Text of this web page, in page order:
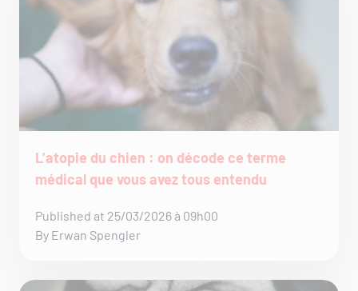
L’atopie du chien : on décode ce terme
médical que vous avez tous entendu
Published at 25/03/2026 à 09h00
By Erwan Spengler